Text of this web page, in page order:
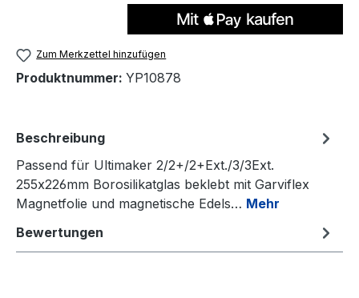
Zum Merkzettel hinzufügen
Produktnummer: YP10878
Beschreibung
Passend für Ultimaker 2/2+/2+Ext./3/3Ext.
255x226mm Borosilikatglas beklebt mit Garviflex
Magnetfolie und magnetische Edels… Mehr
Bewertungen